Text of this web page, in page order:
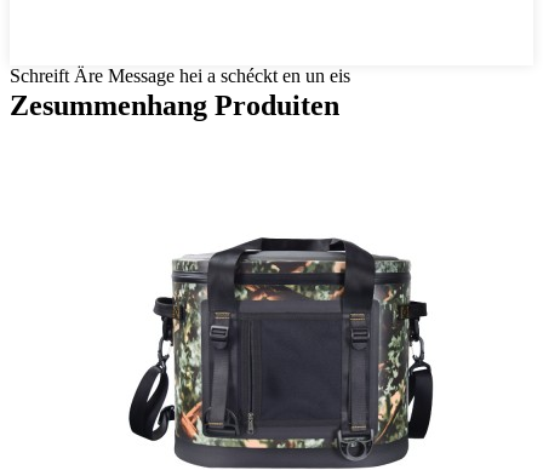
Schreift Äre Message hei a schéckt en un eis
Zesummenhang Produiten